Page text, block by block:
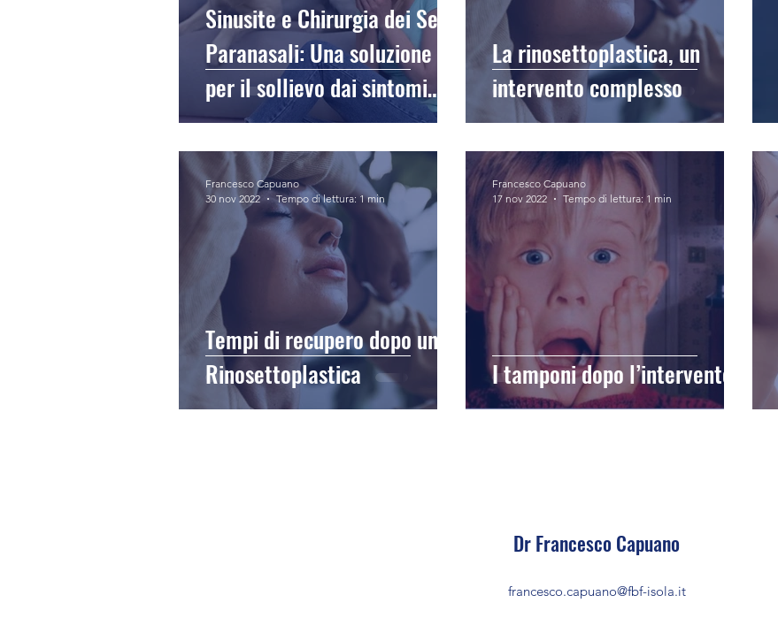
Sinusite e Chirurgia dei Seni
Paranasali: Una soluzione
per il sollievo dai sintomi
persistenti
La rinosettoplastica, un
intervento complesso
Tempi di recupero dopo una
Rinosettoplastica
Francesco Capuano
30 nov 2022
Tempo di lettura: 1 min
I tamponi dopo l’intervento
Francesco Capuano
17 nov 2022
Tempo di lettura: 1 min
Dr Francesco Capuano
francesco.capuano@fbf-isola.it